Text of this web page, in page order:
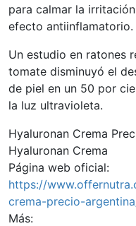
para calmar la
efecto antiinflamatorio.
Un estudio en ratones
tomate disminuyó el
de piel en un 50 por
la luz ultravioleta.
Hyaluronan Crema
Hyaluronan Crema
Página web oficial:
https://
crema-precio-
Más: